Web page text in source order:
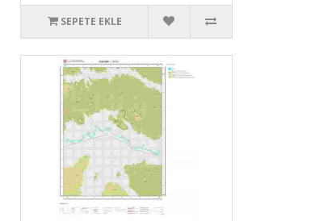
SEPETE EKLE